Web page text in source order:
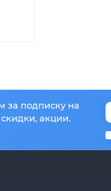
за подписку на
акции.